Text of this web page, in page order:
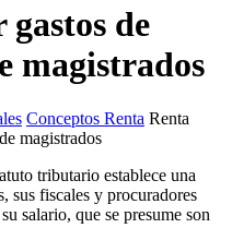
de
magistrados
Conceptos Renta Renta
magistrados
tributario establece una
sus fiscales y procuradores
salario, que se presume son